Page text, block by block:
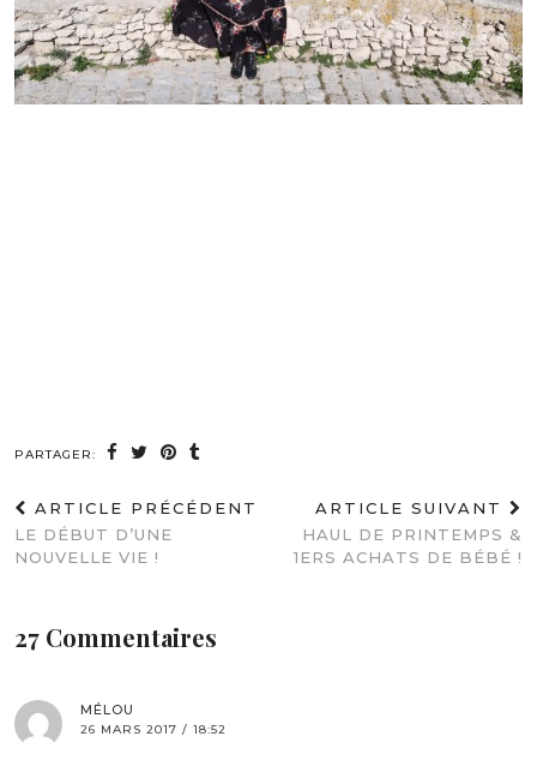
PARTAGER:
ARTICLE PRÉCÉDENT
LE DÉBUT D’UNE
NOUVELLE VIE !
ARTICLE SUIVANT
HAUL DE PRINTEMPS &
1ERS ACHATS DE BÉBÉ !
27 Commentaires
MÉLOU
26 MARS 2017 / 18:52